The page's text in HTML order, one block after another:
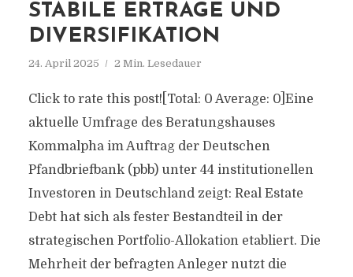
STABILE ERTRÄGE UND
DIVERSIFIKATION
24. April 2025 2 Min. Lesedauer
Click to rate this post![Total: 0 Average: 0]Eine
aktuelle Umfrage des Beratungshauses
Kommalpha im Auftrag der Deutschen
Pfandbriefbank (pbb) unter 44 institutionellen
Investoren in Deutschland zeigt: Real Estate
Debt hat sich als fester Bestandteil in der
strategischen Portfolio-Allokation etabliert. Die
Mehrheit der befragten Anleger nutzt die